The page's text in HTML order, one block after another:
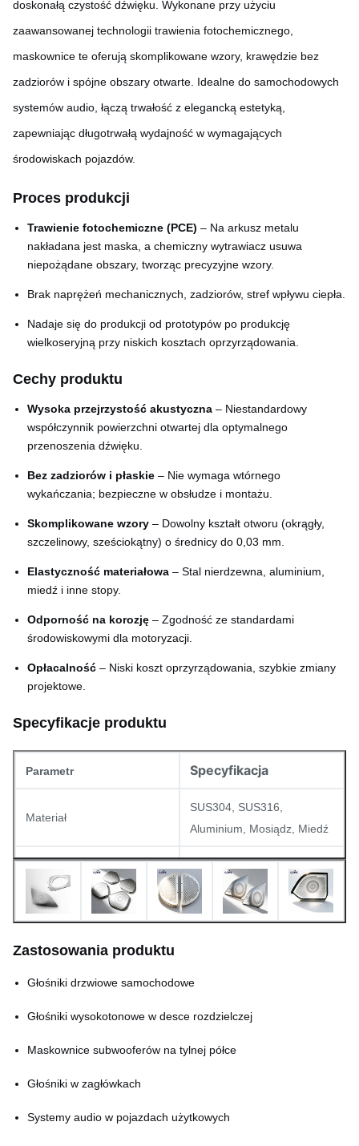
doskonałą czystość dźwięku. Wykonane przy użyciu
zaawansowanej technologii trawienia fotochemicznego,
maskownice te oferują skomplikowane wzory, krawędzie bez
zadziorów i spójne obszary otwarte. Idealne do samochodowych
systemów audio, łączą trwałość z elegancką estetyką,
zapewniając długotrwałą wydajność w wymagających
środowiskach pojazdów.
Proces produkcji
Trawienie fotochemiczne (PCE) – Na arkusz metalu
nakładana jest maska, a chemiczny wytrawiacz usuwa
niepożądane obszary, tworząc precyzyjne wzory.
Brak naprężeń mechanicznych, zadziorów, stref wpływu ciepła.
Nadaje się do produkcji od prototypów po produkcję
wielkoseryjną przy niskich kosztach oprzyrządowania.
Cechy produktu
Wysoka przejrzystość akustyczna – Niestandardowy
współczynnik powierzchni otwartej dla optymalnego
przenoszenia dźwięku.
Bez zadziorów i płaskie – Nie wymaga wtórnego
wykańczania; bezpieczne w obsłudze i montażu.
Skomplikowane wzory – Dowolny kształt otworu (okrągły,
szczelinowy, sześciokątny) o średnicy do 0,03 mm.
Elastyczność materiałowa – Stal nierdzewna, aluminium,
miedź i inne stopy.
Odporność na korozję – Zgodność ze standardami
środowiskowymi dla motoryzacji.
Opłacalność – Niski koszt oprzyrządowania, szybkie zmiany
projektowe.
Specyfikacje produktu
Parametr Specyfikacja
Materiał
SUS304, SUS316,
Aluminium, Mosiądz, Miedź
Grubość 0,02 mm – 1,5 mm
Minimalna średnica otworu 0,03 mm
Wykończenie powierzchni
Zastosowania produktu
Głośniki drzwiowe samochodowe
Głośniki wysokotonowe w desce rozdzielczej
Maskownice subwooferów na tylnej półce
Głośniki w zagłówkach
Systemy audio w pojazdach użytkowych